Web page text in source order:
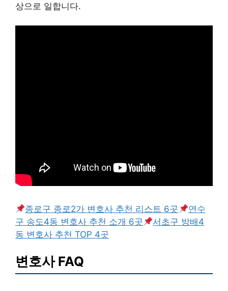
상으로 일합니다.
종로구 종로2가 변호사 추천 리스트 6곳
연수
구 송도4동 변호사 추천 소개 6곳
서초구 방배4
동 변호사 추천 TOP 4곳
변호사 FAQ